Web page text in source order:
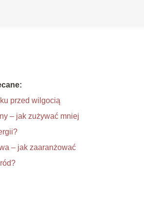
przed wilgocią
– jak zużywać mniej
– jak zaaranżować